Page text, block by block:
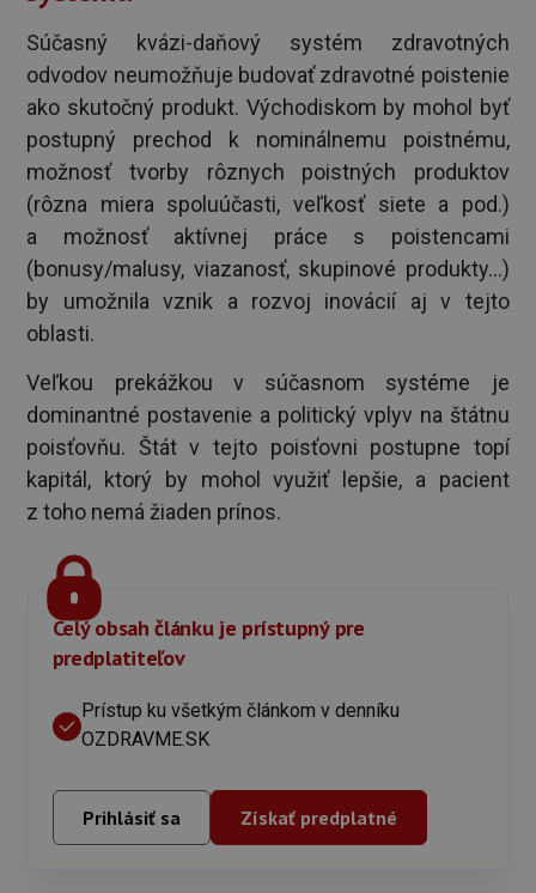
Súčasný kvázi-daňový systém zdravotných
odvodov neumožňuje budovať zdravotné poistenie
ako skutočný produkt. Východiskom by mohol byť
postupný prechod k nominálnemu poistnému,
možnosť tvorby rôznych poistných produktov
(rôzna miera spoluúčasti, veľkosť siete a pod.)
a možnosť aktívnej práce s poistencami
(bonusy/malusy, viazanosť, skupinové produkty...)
by umožnila vznik a rozvoj inovácií aj v tejto
oblasti.
Veľkou prekážkou v súčasnom systéme je
dominantné postavenie a politický vplyv na štátnu
poisťovňu. Štát v tejto poisťovni postupne topí
kapitál, ktorý by mohol využiť lepšie, a pacient
z toho nemá žiaden prínos.
Celý obsah článku je prístupný pre
predplatiteľov
Prístup ku všetkým článkom v denníku
OZDRAVME.SK
Prihlásiť sa Získať predplatné